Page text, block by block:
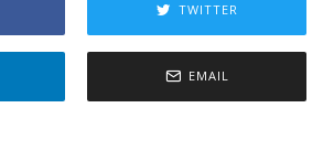
TWITTER
EMAIL